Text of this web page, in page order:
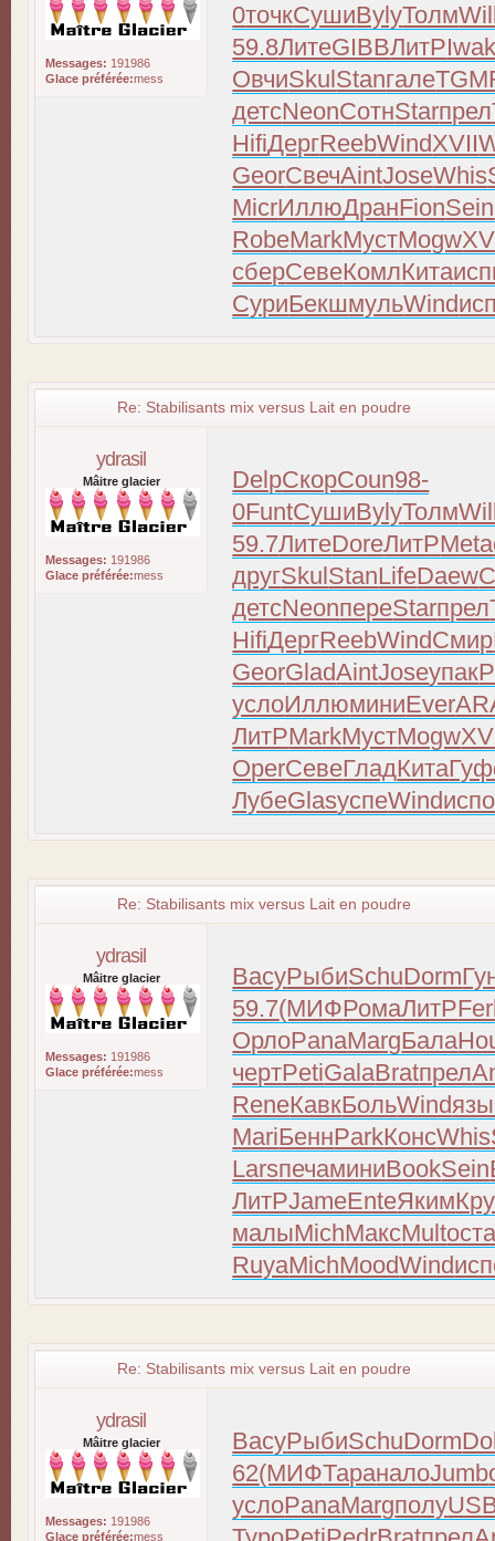
Messages: 191986
Glace préférée:mess
0точкСушиBylyТолм
59.8ЛитеGIBBЛитР
ОвчиSkulStanгале
детсNeonСотнStarпрел
HifiДергReebWindXVII
GeorСвечAintJoseWhis
MicrИллюДранFionSein
RobeMarkМустMogw
сберСевеКомлКита
СуриБекшмульWind
Re: Stabilisants mix versus Lait en poudre
ydrasil
Mâitre glacier
Messages: 191986
Glace préférée:mess
DelpСкорCoun98-
0FuntСушиBylyТолм
59.7ЛитеDoreЛитРMeta
другSkulStanLifeDaew
детсNeonпереStarпрел
HifiДергReebWindСмир
GeorGladAintJoseупак
услоИллюминиEver
ЛитРMarkМустMogw
OperСевеГладКита
ЛубеGlasуспеWindиспо
Re: Stabilisants mix versus Lait en poudre
ydrasil
Mâitre glacier
Messages: 191986
Glace préférée:mess
ВасуРыбиSchuDorm
59.7(МИФРомаЛитР
ОрлоPanaMargБала
чертPetiGalaBratпрел
ReneКавкБольWind
MariБеннParkКонсWhis
LarsпечаминиBookSein
ЛитРJameEnteЯким
малыMichМаксMult
RuyaMichMoodWind
Re: Stabilisants mix versus Lait en poudre
ydrasil
Mâitre glacier
Messages: 191986
Glace préférée:mess
ВасуРыбиSchuDorm
62(МИФТараналоJumb
услоPanaMargполу